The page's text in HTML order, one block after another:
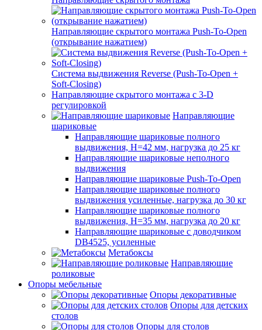
Направляющие скрытого монтажа Push-To-Open
(открывание нажатием)
Система выдвижения Reverse (Push-To-Open +
Soft-Closing)
Направляющие скрытого монтажа с 3-D
регулировкой
Направляющие
шариковые
Направляющие шариковые полного
выдвижения, H=42 мм, нагрузка до 25 кг
Направляющие шариковые неполного
выдвижения
Направляющие шариковые Push-To-Open
Направляющие шариковые полного
выдвижения усиленные, нагрузка до 30 кг
Направляющие шариковые полного
выдвижения, H=35 мм, нагрузка до 20 кг
Направляющие шариковые с доводчиком
DB4525, усиленные
Метабоксы
Направляющие
роликовые
Опоры мебельные
Опоры декоративные
Опоры для детских
столов
Опоры для столов